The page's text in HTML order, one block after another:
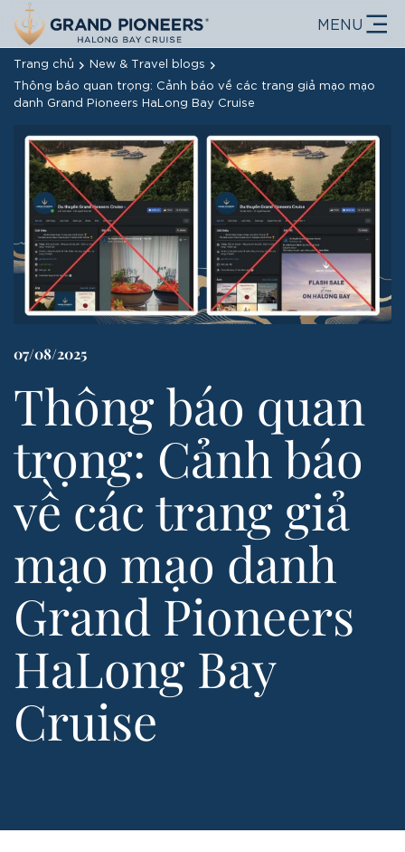
MENU
Trang chủ
New & Travel blogs
Thông báo quan trọng: Cảnh báo về các trang giả mạo mạo
danh Grand Pioneers HaLong Bay Cruise
07/08/2025
Thông báo quan
trọng: Cảnh báo
về các trang giả
mạo mạo danh
Grand Pioneers
HaLong Bay
Cruise